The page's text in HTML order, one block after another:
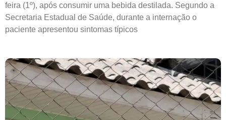
feira (1º), após consumir uma bebida destilada. Segundo a
Secretaria Estadual de Saúde, durante a internação o
paciente apresentou sintomas típicos